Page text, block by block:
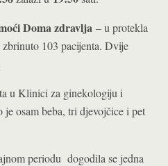
Doma zdravlja – u protekla
103 pacijenta. Dvije
u Klinici za ginekologiju i
osam beba, tri djevojčice i pet
periodu dogodila se jedna